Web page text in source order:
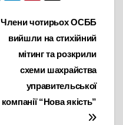
Члени чотирьох ОСББ
вийшли на стихійний
мітинг та розкрили
схеми шахрайства
управительської
компанії “Нова якість”